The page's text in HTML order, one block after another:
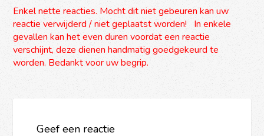
Enkel nette reacties. Mocht dit niet gebeuren kan uw
reactie verwijderd / niet geplaatst worden! In enkele
gevallen kan het even duren voordat een reactie
verschijnt, deze dienen handmatig goedgekeurd te
worden. Bedankt voor uw begrip.
Geef een reactie